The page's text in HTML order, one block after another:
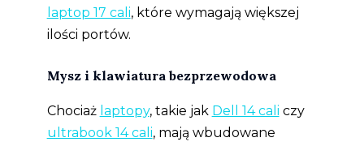
laptop 17 cali, które wymagają większej
ilości portów.
Mysz i klawiatura bezprzewodowa
Chociaż laptopy, takie jak Dell 14 cali czy
ultrabook 14 cali, mają wbudowane